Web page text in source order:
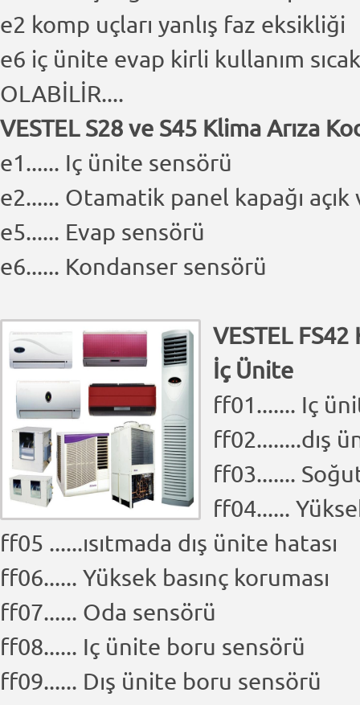
e2 komp uçları yanlış faz eksikliği
e6 iç ünite evap kirli kullanım
OLABİLİR....
VESTEL S28 ve S45 Klima Arıza
e1...... Iç ünite sensörü
e2...... Otamatik panel kapağı açık
e5...... Evap sensörü
e6...... Kondanser sensörü
VESTEL FS42
İç Ünite
ff01....... Iç
ff02........dış
ff03.......
ff04......
ff05 ......ısıtmada dış ünite hatası
ff06...... Yüksek basınç koruması
ff07...... Oda sensörü
ff08...... Iç ünite boru sensörü
ff09...... Dış ünite boru sensörü